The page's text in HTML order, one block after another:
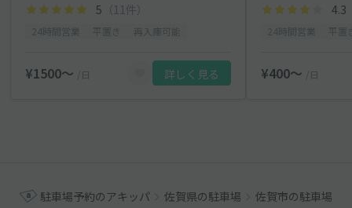
5 （11件）
¥1500〜 /日 詳しく見る
4.3
¥400〜 /日
駐車場予約のアキッパ 佐賀県の駐車場 佐賀市の駐車場